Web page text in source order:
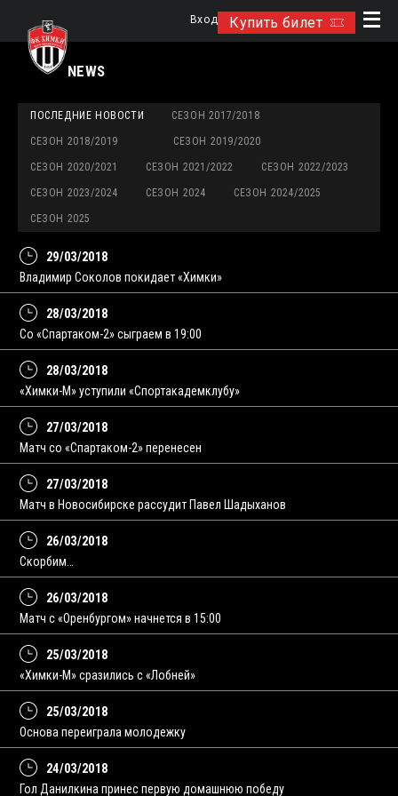
Купить билет
Вход
NEWS
ПОСЛЕДНИЕ НОВОСТИ СЕЗОН 2017/2018
СЕЗОН 2018/2019 СЕЗОН 2019/2020
СЕЗОН 2020/2021 СЕЗОН 2021/2022 СЕЗОН 2022/2023
СЕЗОН 2023/2024 СЕЗОН 2024 СЕЗОН 2024/2025
СЕЗОН 2025
29/03/2018
Владимир Соколов покидает «Химки»
28/03/2018
Со «Спартаком-2» сыграем в 19:00
28/03/2018
«Химки-М» уступили «Спортакадемклубу»
27/03/2018
Матч со «Спартаком-2» перенесен
27/03/2018
Матч в Новосибирске рассудит Павел Шадыханов
26/03/2018
Скорбим…
26/03/2018
Матч с «Оренбургом» начнется в 15:00
25/03/2018
«Химки-М» сразились с «Лобней»
25/03/2018
Основа переиграла молодежку
24/03/2018
Гол Данилкина принес первую домашнюю победу